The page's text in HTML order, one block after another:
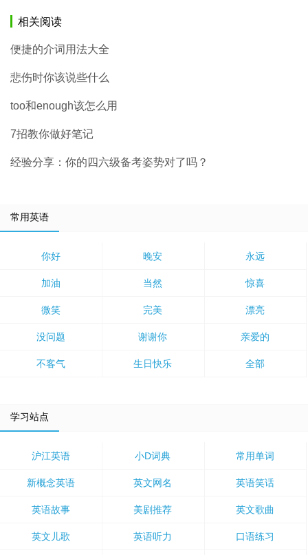
相关阅读
便捷的介词用法大全
悲伤时你该说些什么
too和enough该怎么用
7招教你做好笔记
经验分享：你的四六级备考姿势对了吗？
常用英语
你好 晚安 永远
加油 当然 惊喜
微笑 完美 漂亮
没问题 谢谢你 亲爱的
不客气 生日快乐 全部
学习站点
沪江英语 小D词典 常用单词
新概念英语 英文网名 英语笑话
英语故事 美剧推荐 英文歌曲
英文儿歌 英语听力 口语练习